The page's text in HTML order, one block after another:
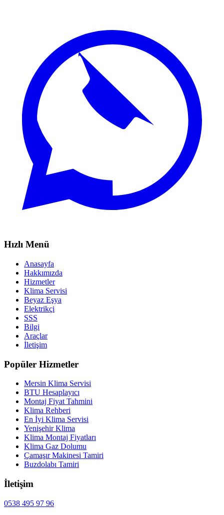
Hızlı Menü
Anasayfa
Hakkımızda
Hizmetler
Klima Servisi
Beyaz Eşya
Elektrikçi
SSS
Bilgi
Araçlar
İletişim
Popüler Hizmetler
Mersin Klima Servisi
BTU Hesaplayıcı
Montaj Fiyat Tahmini
Klima Rehberi
En İyi Klima Servisi
Yenişehir Klima
Klima Montaj Fiyatları
Klima Gaz Dolumu
Çamaşır Makinesi Tamiri
Buzdolabı Tamiri
İletişim
0538 495 97 96